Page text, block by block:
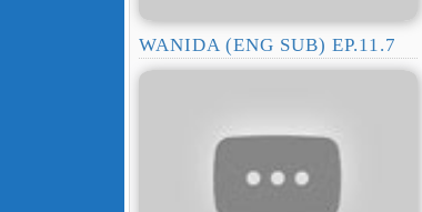
WANIDA (ENG SUB) EP.11.7